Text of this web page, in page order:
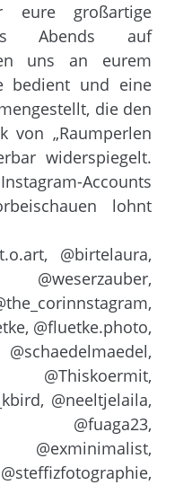
eure großartige
Abends auf
uns an eurem
bedient und eine
die den
von „Raumperlen
widerspiegelt.
Accounts
lohnt
@birtelaura,
@fluetke.photo,
@neeltjelaila,
@fuaga23,